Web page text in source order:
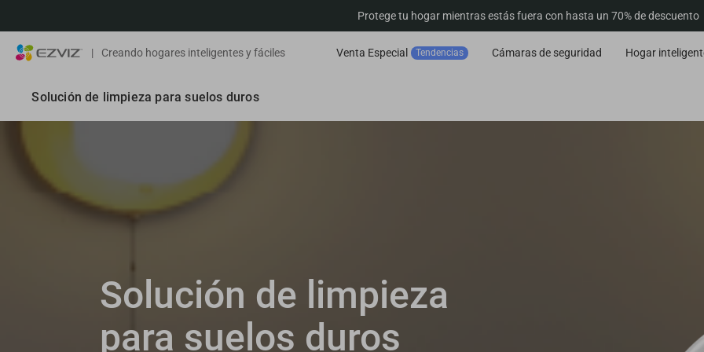
Protege tu hogar mientras estás fuera con hasta un 70% de descuento
| Creando hogares inteligentes y fáciles Venta Especial Tendencias Cámaras de seguridad Hogar
Solución de limpieza para suelos duros
Solución de limpieza
para suelos duros